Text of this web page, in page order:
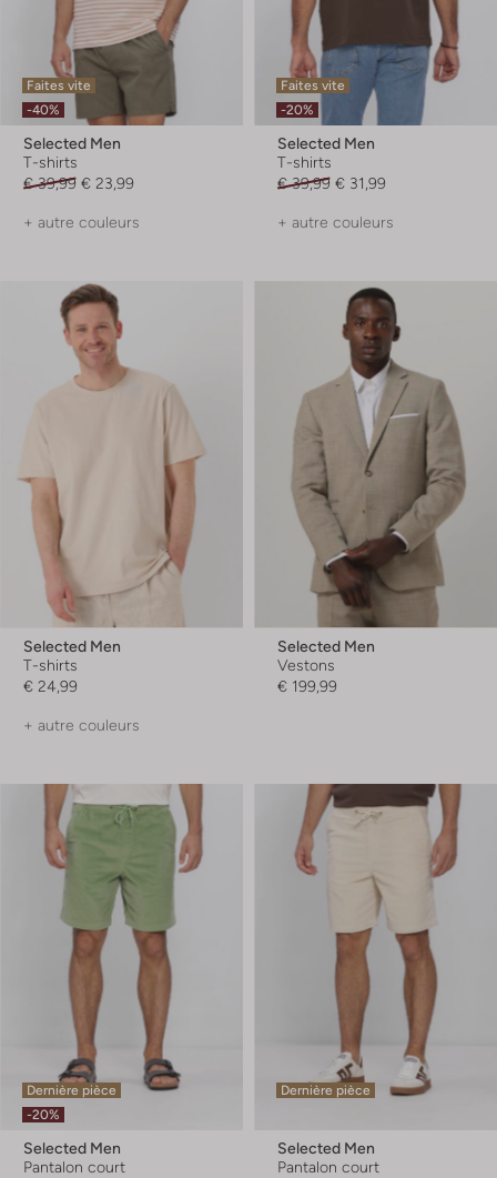
Faites vite
-40%
Selected Men
T-shirts
€ 39,99 € 23,99
+ autre couleurs
Faites vite
-20%
Selected Men
T-shirts
€ 39,99 € 31,99
+ autre couleurs
Selected Men
T-shirts
€ 24,99
+ autre couleurs
Selected Men
Vestons
€ 199,99
Dernière pièce
-20%
Selected Men
Pantalon court
Dernière pièce
Selected Men
Pantalon court